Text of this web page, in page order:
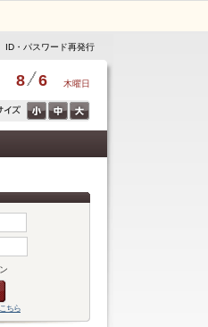
ID・パスワード再発行
8 6 木曜日
ちら